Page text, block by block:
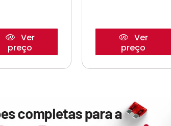
Ver
preço
Ver
preço